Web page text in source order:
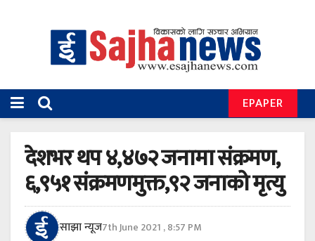
EPAPER
देशभर थप ४,४७२ जनामा संक्रमण,
६,९५१ संक्रमणमुक्त,९२ जनाको मृत्यु
साझा न्यूज7th June 2021 , 8:57 PM